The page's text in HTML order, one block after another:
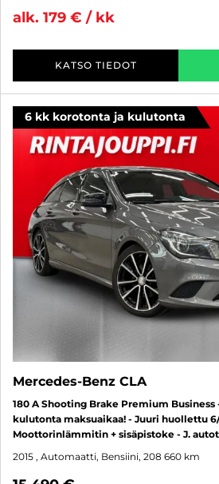
alk. 179 € / kk
KATSO TIEDOT
6 kk korotonta ja kulutonta
Mercedes-Benz CLA
180 A Shooting Brake Premium
kulutonta maksuaikaa! - Juuri huollettu
Moottorinlämmitin + sisäpistoke - J.
2015 , Automaatti, Bensiini, 208 660 km